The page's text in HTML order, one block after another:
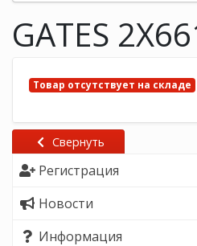
Свернуть
Регистрация
Новости
Информация
GATES
Товар отсутствует на складе